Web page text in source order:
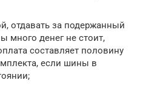
отдавать за подержанный
много денег не стоит,
составляет половину
если шины в